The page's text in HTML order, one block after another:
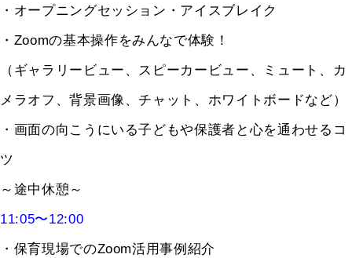
・オープニングセッション・アイスブレイク
・Zoomの基本操作をみんなで体験！
（ギャラリービュー、スピーカービュー、ミュート、カ
メラオフ、背景画像、チャット、ホワイトボードなど）
・画面の向こうにいる子どもや保護者と心を通わせるコ
ツ
～途中休憩～
11:05〜12:00
・保育現場でのZoom活用事例紹介